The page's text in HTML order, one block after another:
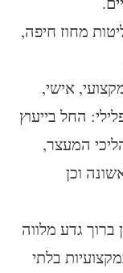
מחוז חיפה,
אישי,
החל בייעוץ
המעצר,
וכן
ברוך גדע מלווה
בלתי